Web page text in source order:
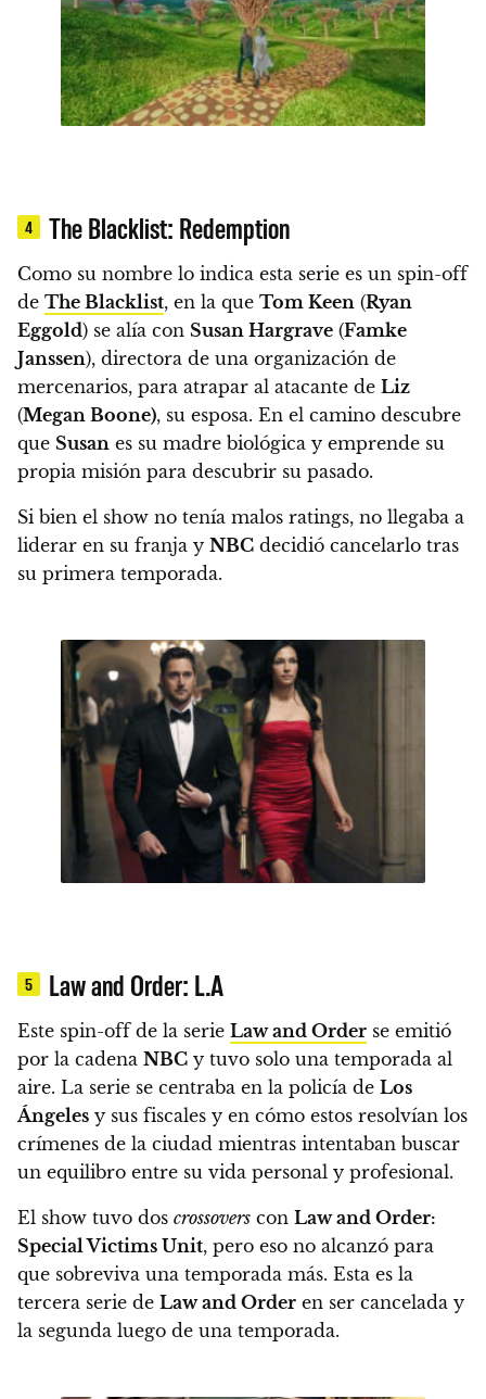
4 The Blacklist: Redemption
Como su nombre lo indica esta serie es un spin-off
de The Blacklist, en la que Tom Keen (Ryan
Eggold) se alía con Susan Hargrave (Famke
Janssen), directora de una organización de
mercenarios, para atrapar al atacante de Liz
(Megan Boone), su esposa. En el camino descubre
que Susan es su madre biológica y emprende su
propia misión para descubrir su pasado.
Si bien el show no tenía malos ratings, no llegaba a
liderar en su franja y NBC decidió cancelarlo tras
su primera temporada.
5 Law and Order: L.A
Este spin-off de la serie Law and Order se emitió
por la cadena NBC y tuvo solo una temporada al
aire. La serie se centraba en la policía de Los
Ángeles y sus fiscales y en cómo estos resolvían los
crímenes de la ciudad mientras intentaban buscar
un equilibro entre su vida personal y profesional.
El show tuvo dos crossovers con Law and Order:
Special Victims Unit, pero eso no alcanzó para
que sobreviva una temporada más. Esta es la
tercera serie de Law and Order en ser cancelada y
la segunda luego de una temporada.